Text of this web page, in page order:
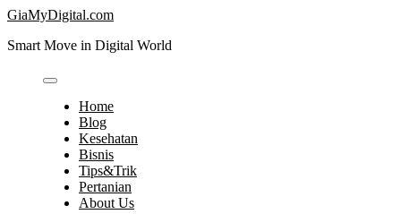
Skip
content
GiaMyDigital.com
Smart Move in Digital World
Home
Blog
Kesehatan
Bisnis
Tips&Trik
Pertanian
About Us